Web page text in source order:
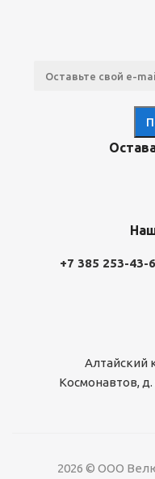
+7 385 253-43-
Алтайский
Космонавтов, д.
2026 © ООО